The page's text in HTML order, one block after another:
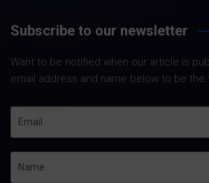
Subscribe to our newsletter
Want to be notified when our article is
email address and name below to be the